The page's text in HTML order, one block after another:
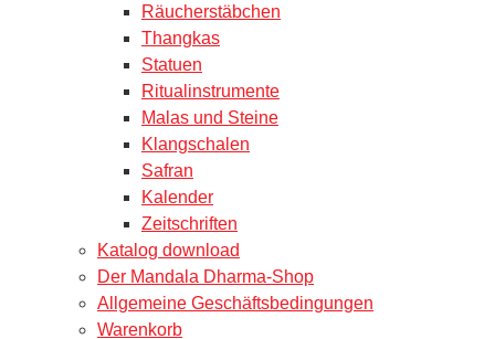
Räucherstäbchen
Thangkas
Statuen
Ritualinstrumente
Malas und Steine
Klangschalen
Safran
Kalender
Zeitschriften
Katalog download
Der Mandala Dharma-Shop
Allgemeine Geschäftsbedingungen
Warenkorb